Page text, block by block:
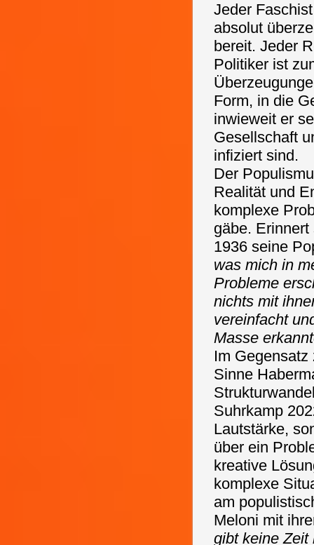
Jeder
absolut
bereit. Jeder
Politiker ist
Form, in die
inwieweit er
Gesellschaft
infiziert sind.
Der
Realität und
komplexe
gäbe.
1936 seine
was mich in
Probleme
nichts mit
vereinfacht
Masse
Im
Sinne
Suhrkamp
Lautstärke,
über ein
kreative
komplexe
am
Meloni mit
gibt keine Zeit